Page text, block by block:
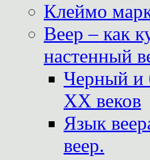
Клеймо
Веер – как
настенный
Черный и
XX веков
Язык
веер.